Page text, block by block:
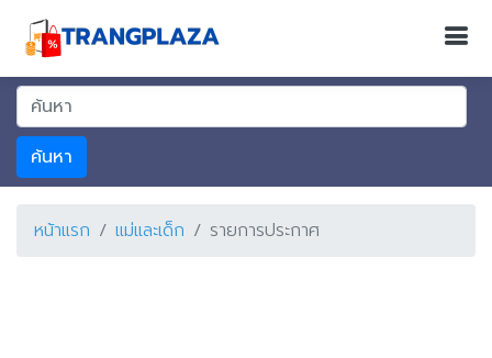
ค้นหา
หน้าแรก แม่และเด็ก รายการประกาศ